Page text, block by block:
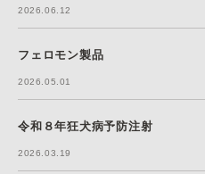
2026.06.12
フェロモン製品
2026.05.01
令和８年狂犬病予防注射
2026.03.19